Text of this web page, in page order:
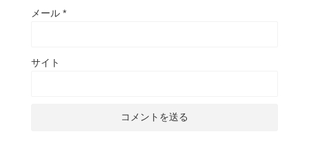
メール *
サイト